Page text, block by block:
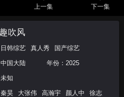
上一集 下一集
吹风
日韩综艺 真人秀 国产综艺
中国大陆 年份： 2025
知
秦昊 大张伟 高瀚宇 颜人中 徐志